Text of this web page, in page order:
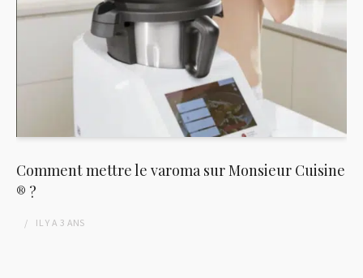
Comment mettre le varoma sur Monsieur Cuisine
® ?
IL Y A 3 ANS